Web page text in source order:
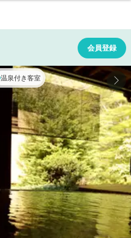
温泉付き客室